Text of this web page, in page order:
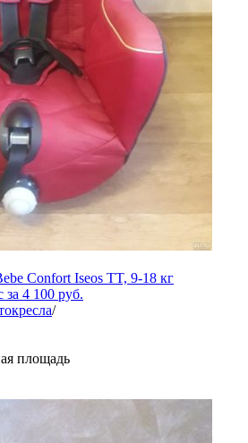
Confort Iseos TT, 9-18 кг
за 4 100 руб.
/
площадь